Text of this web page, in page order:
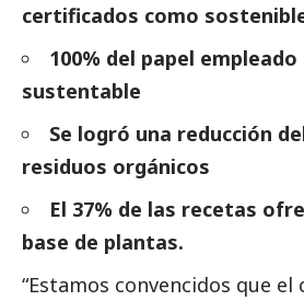
certificados como
100% del papel
sustentable
Se logró una reducción
residuos orgánicos
El 37% de las recetas
base de plantas.
“Estamos convencidos que